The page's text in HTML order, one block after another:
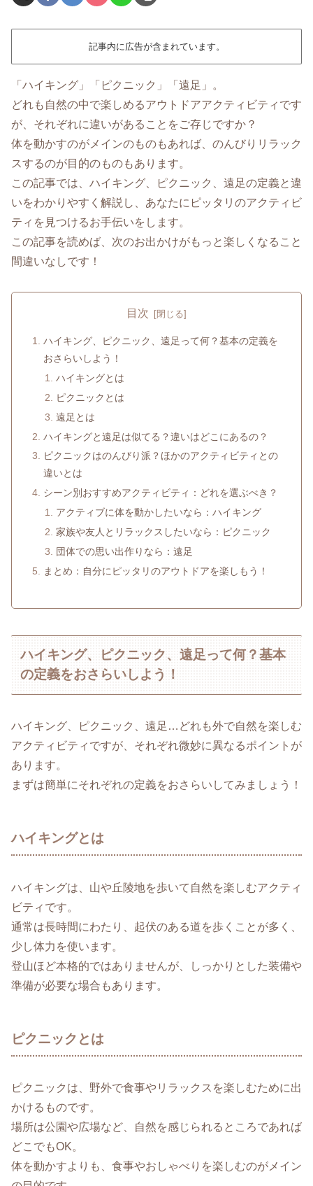
記事内に広告が含まれています。
「ハイキング」「ピクニック」「遠足」。
どれも自然の中で楽しめるアウトドアアクティビティです
が、それぞれに違いがあることをご存じですか？
体を動かすのがメインのものもあれば、のんびりリラック
スするのが目的のものもあります。
この記事では、ハイキング、ピクニック、遠足の定義と違
いをわかりやすく解説し、あなたにピッタリのアクティビ
ティを見つけるお手伝いをします。
この記事を読めば、次のお出かけがもっと楽しくなること
間違いなしです！
目次
ハイキング、ピクニック、遠足って何？基本の定義を
おさらいしよう！
ハイキングとは
ピクニックとは
遠足とは
ハイキングと遠足は似てる？違いはどこにあるの？
ピクニックはのんびり派？ほかのアクティビティとの
違いとは
シーン別おすすめアクティビティ：どれを選ぶべき？
アクティブに体を動かしたいなら：ハイキング
家族や友人とリラックスしたいなら：ピクニック
団体での思い出作りなら：遠足
まとめ：自分にピッタリのアウトドアを楽しもう！
ハイキング、ピクニック、遠足って何？基本
の定義をおさらいしよう！
ハイキング、ピクニック、遠足…どれも外で自然を楽しむ
アクティビティですが、それぞれ微妙に異なるポイントが
あります。
まずは簡単にそれぞれの定義をおさらいしてみましょう！
ハイキングとは
ハイキングは、山や丘陵地を歩いて自然を楽しむアクティ
ビティです。
通常は長時間にわたり、起伏のある道を歩くことが多く、
少し体力を使います。
登山ほど本格的ではありませんが、しっかりとした装備や
準備が必要な場合もあります。
ピクニックとは
ピクニックは、野外で食事やリラックスを楽しむために出
かけるものです。
場所は公園や広場など、自然を感じられるところであれば
どこでもOK。
体を動かすよりも、食事やおしゃべりを楽しむのがメイン